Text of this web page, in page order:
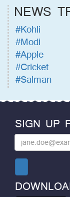
NEWS
#Kohli
#Modi
#Apple
#Cricket
#Salman
SIGN UP